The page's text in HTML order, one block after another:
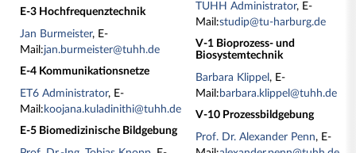
E-3 Hochfrequenztechnik
Jan Burmeister, E-
Mail:jan.burmeister@tuhh.de
E-4 Kommunikationsnetze
ET6 Administrator, E-
Mail: koojana.kuladinithi@tuhh.de
E-5 Biomedizinische Bildgebung
TUHH Administrator, E-
Mail:studip@tu-harburg.de
V-1 Bioprozess- und
Biosystemtechnik
Barbara Klippel, E-
Mail: barbara.klippel@tuhh.de
V-10 Prozessbildgebung
Prof. Dr. Alexander Penn, E-